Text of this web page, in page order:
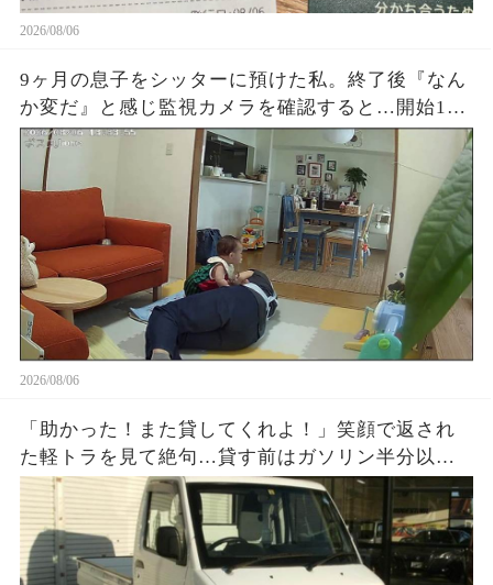
2026/08/06
9ヶ月の息子をシッターに預けた私。終了後『なん
か変だ』と感じ監視カメラを確認すると…開始1時
間でYouTube放置、スマホ操作、最後に起きた“信
じられない映像”に涙が止まらなかった
2026/08/06
「助かった！また貸してくれよ！」笑顔で返され
た軽トラを見て絶句…貸す前はガソリン半分以上
だったのに、返却時メーターはほぼE。数百円を惜
しんだ友人が半年後に失ったものとは…